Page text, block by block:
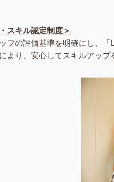
スキル認定制度＞
フの評価基準を明確にし、
より、安心してスキルアップ